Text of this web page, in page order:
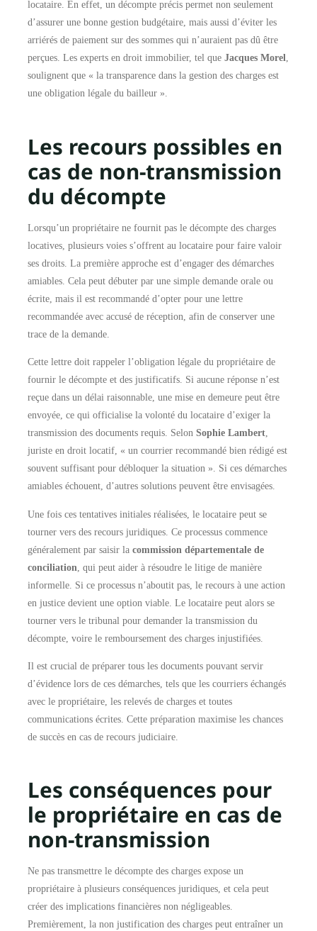
locataire. En effet, un décompte précis permet non seulement
d’assurer une bonne gestion budgétaire, mais aussi d’éviter les
arriérés de paiement sur des sommes qui n’auraient pas dû être
perçues. Les experts en droit immobilier, tel que Jacques Morel,
soulignent que « la transparence dans la gestion des charges est
une obligation légale du bailleur ».
Les recours possibles en
cas de non-transmission
du décompte
Lorsqu’un propriétaire ne fournit pas le décompte des charges
locatives, plusieurs voies s’offrent au locataire pour faire valoir
ses droits. La première approche est d’engager des démarches
amiables. Cela peut débuter par une simple demande orale ou
écrite, mais il est recommandé d’opter pour une lettre
recommandée avec accusé de réception, afin de conserver une
trace de la demande.
Cette lettre doit rappeler l’obligation légale du propriétaire de
fournir le décompte et des justificatifs. Si aucune réponse n’est
reçue dans un délai raisonnable, une mise en demeure peut être
envoyée, ce qui officialise la volonté du locataire d’exiger la
transmission des documents requis. Selon Sophie Lambert,
juriste en droit locatif, « un courrier recommandé bien rédigé est
souvent suffisant pour débloquer la situation ». Si ces démarches
amiables échouent, d’autres solutions peuvent être envisagées.
Une fois ces tentatives initiales réalisées, le locataire peut se
tourner vers des recours juridiques. Ce processus commence
généralement par saisir la commission départementale de
conciliation , qui peut aider à résoudre le litige de manière
informelle. Si ce processus n’aboutit pas, le recours à une action
en justice devient une option viable. Le locataire peut alors se
tourner vers le tribunal pour demander la transmission du
décompte, voire le remboursement des charges injustifiées.
Il est crucial de préparer tous les documents pouvant servir
d’évidence lors de ces démarches, tels que les courriers échangés
avec le propriétaire, les relevés de charges et toutes
communications écrites. Cette préparation maximise les chances
de succès en cas de recours judiciaire.
Les conséquences pour
le propriétaire en cas de
non-transmission
Ne pas transmettre le décompte des charges expose un
propriétaire à plusieurs conséquences juridiques, et cela peut
créer des implications financières non négligeables.
Premièrement, la non justification des charges peut entraîner un